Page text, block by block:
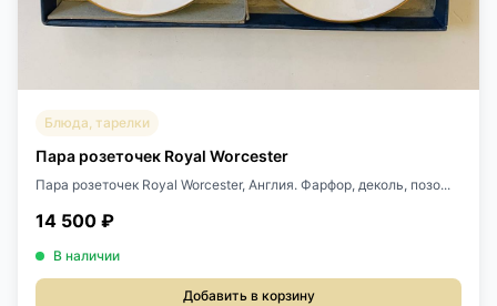
Блюда, тарелки
Пара розеточек Royal Worcester
Пара розеточек Royal Worcester, Англия. Фарфор, деколь, позо...
14 500 ₽
В наличии
Добавить в корзину